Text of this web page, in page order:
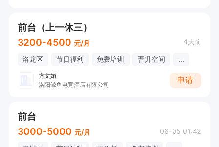
前台（上一休三）
3200-4500 元/月 4天前
洛龙区 节日福利 免费培训 晋升空间 ...
方文娟
洛阳鲸鱼电竞酒店有限公司
申请
前台
3000-5000 元/月 06-05 01:42